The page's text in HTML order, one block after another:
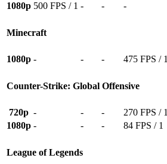
1080p 500 FPS / 1 - - -
Minecraft
1080p - - - 475 FPS / 1
Counter-Strike: Global Offensive
720p - - -
270 FPS / 1
1080p - - - 84 FPS / 1
League of Legends